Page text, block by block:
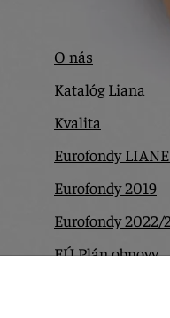
O nás
Katalóg Liana
Kvalita
Eurofondy
Eurofondy 2019
Eurofondy 2022/
EÚ Plán obnovy